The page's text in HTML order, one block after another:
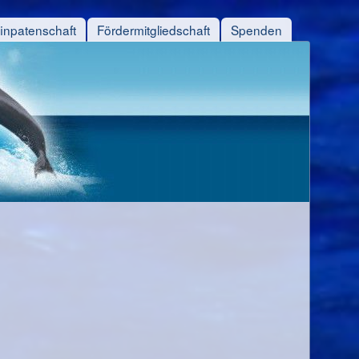
Fördermitgliedschaft Spenden